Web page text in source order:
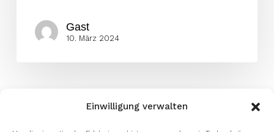
Einwilligung verwalten
Gast
10. März 2024